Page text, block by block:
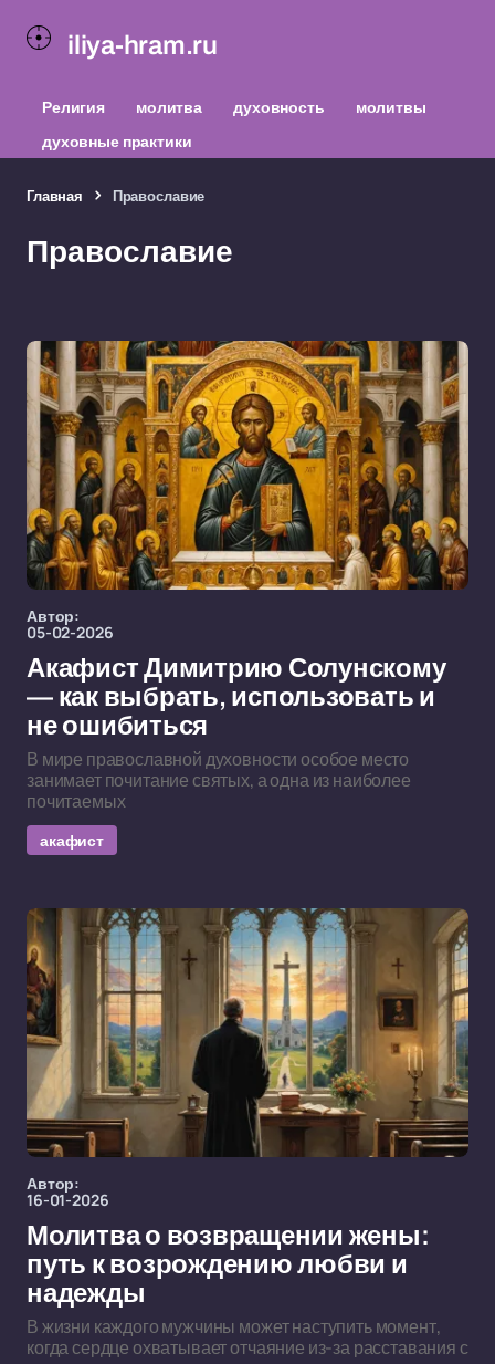
iliya-hram.ru
Религия молитва духовность
молитвы
духовные практики
Главная Православие
Православие
Автор:
05-02-2026
Акафист Димитрию Солунскому
— как выбрать, использовать и
не ошибиться
В мире православной духовности особое место
занимает почитание святых, а одна из наиболее
почитаемых
акафист
Автор:
16-01-2026
Молитва о возвращении жены:
путь к возрождению любви и
надежды
В жизни каждого мужчины может наступить момент,
когда сердце охватывает отчаяние из-за расставания с